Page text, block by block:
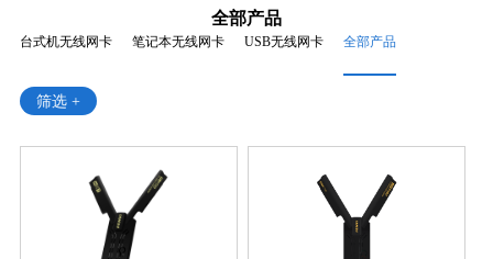
全部产品
台式机无线网卡 笔记本无线网卡 USB无线网卡 全部产品
筛选 +